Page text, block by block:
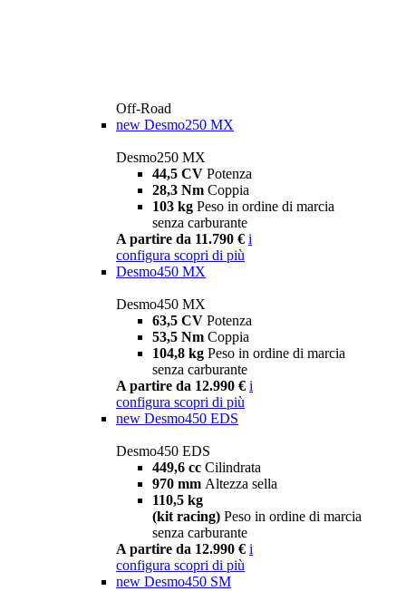
Off-Road
new Desmo250 MX
Desmo250 MX
44,5 CV Potenza
28,3 Nm Coppia
103 kg Peso in ordine di marcia
senza carburante
A partire da 11.790 € i
configura scopri di più
Desmo450 MX
Desmo450 MX
63,5 CV Potenza
53,5 Nm Coppia
104,8 kg Peso in ordine di marcia
senza carburante
A partire da 12.990 € i
configura scopri di più
new Desmo450 EDS
Desmo450 EDS
449,6 cc Cilindrata
970 mm Altezza sella
110,5 kg
(kit racing) Peso in ordine di marcia
senza carburante
A partire da 12.990 € i
configura scopri di più
new Desmo450 SM